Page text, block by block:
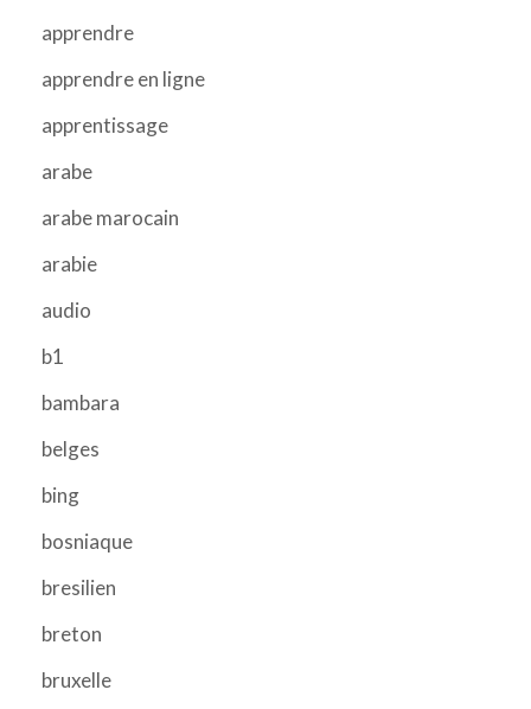
apprendre
apprendre en ligne
apprentissage
arabe
arabe marocain
arabie
audio
b1
bambara
belges
bing
bosniaque
bresilien
breton
bruxelle